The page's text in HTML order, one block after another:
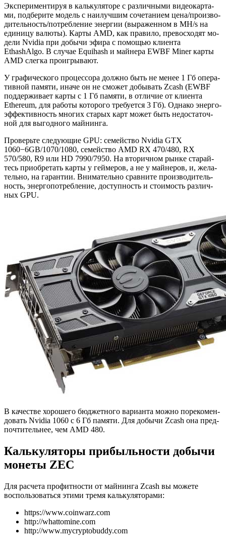
Экс­пе­ри­мен­ти­руя в каль­ку­ля­то­ре с раз­лич­ны­ми ви­део­кар­та­
ми, под­бе­ри­те мо­дель с наи­луч­шим со­че­та­ни­ем цена/про­из­во­
ди­тель­ность/по­треб­ле­ние энер­гии (вы­ра­жен­ном в MH/s на
еди­ни­цу ва­лю­ты). Карты AMD, как пра­ви­ло, пре­вос­хо­дят мо­
де­ли Nvidia при до­бы­чи эфира с по­мо­щью кли­ен­та
EthashAlgo. В слу­чае Equihash и май­не­ра EWBF Miner карты
AMD слег­ка про­иг­ры­ва­ют.
У гра­фи­че­ско­го про­цес­со­ра долж­но быть не менее 1 Гб опе­ра­
тив­ной па­мя­ти, иначе он не смо­жет до­бы­вать Zcash (EWBF
под­дер­жи­ва­ет карты с 1 Гб па­мя­ти, в от­ли­чие от кли­ен­та
Ethereum, для ра­бо­ты ко­то­ро­го тре­бу­ет­ся 3 Гб). Од­на­ко энер­го­
эф­фек­тив­ность мно­гих ста­рых карт может быть недо­ста­точ­
ной для вы­год­но­го май­нин­га.
Про­верь­те сле­ду­ю­щие GPU: се­мей­ство Nvidia GTX
1060−6GB/1070/1080, се­мей­ство AMD RX 470/480, RX
570/580, R9 или HD 7990/7950. На вто­рич­ном рынке ста­рай­
тесь при­об­ре­тать карты у гей­ме­ров, а не у май­не­ров, и, же­ла­
тель­но, на га­ран­тии. Вни­ма­тель­но срав­ни­те про­из­во­ди­тель­
ность, энер­го­по­треб­ле­ние, до­ступ­ность и сто­и­мость раз­лич­
ных GPU.
В ка­че­стве хо­ро­ше­го бюд­жет­но­го ва­ри­ан­та можно по­ре­ко­мен­
до­вать Nvidia 1060 с 6 Гб па­мя­ти. Для до­бы­чи Zcash она пред­
по­чти­тель­нее, чем AMD 480.
Калькуляторы прибыльности добычи
монеты ZEC
Для расчета профитности от майнинга Zcash вы можете
воспользоваться этими тремя калькуляторами:
https://www.coinwarz.com
http://whattomine.com
http://www.mycryptobuddy.com